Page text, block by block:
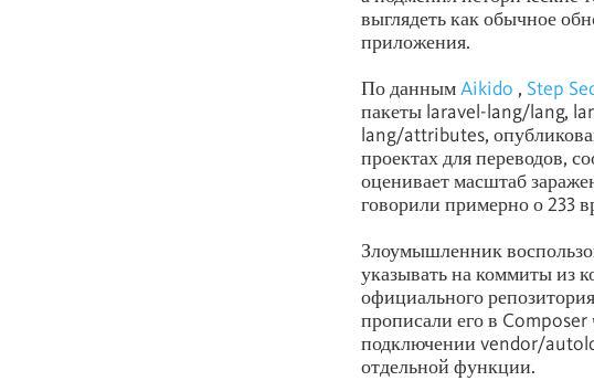
выглядеть как обычное
приложения.
По данным Aikido , Step
пакеты laravel-lang/lang,
lang/attributes,
проектах для переводов,
оценивает масштаб
говорили примерно о 233
Злоумышленник
указывать на коммиты из
официального
прописали его в Composer
подключении vendor/
отдельной функции.